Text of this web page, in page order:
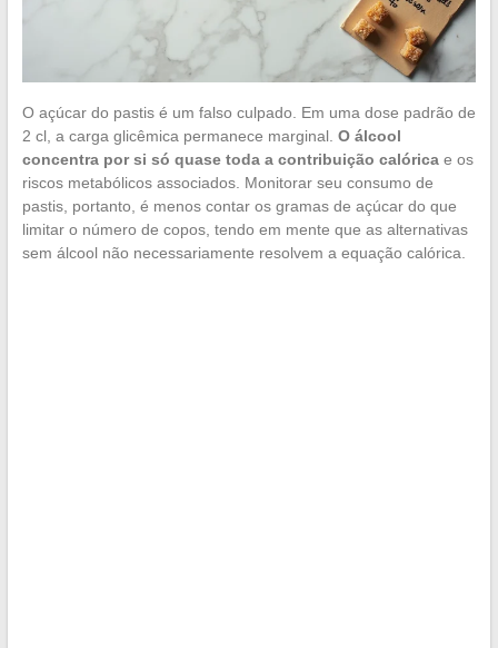
O açúcar do pastis é um falso culpado. Em uma dose padrão de
2 cl, a carga glicêmica permanece marginal. O álcool
concentra por si só quase toda a contribuição calóricae os
riscos metabólicos associados. Monitorar seu consumo de
pastis, portanto, é menos contar os gramas de açúcar do que
limitar o número de copos, tendo em mente que as alternativas
sem álcool não necessariamente resolvem a equação calórica.